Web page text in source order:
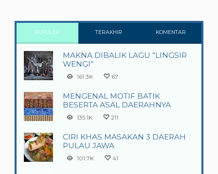
POPULER TERAKHIR KOMENTAR
MAKNA DIBALIK LAGU ”LINGSIR
WENGI”
161.3K 67
MENGENAL MOTIF BATIK
BESERTA ASAL DAERAHNYA
135.1K 211
CIRI KHAS MASAKAN 3 DAERAH
PULAU JAWA
101.7K 41